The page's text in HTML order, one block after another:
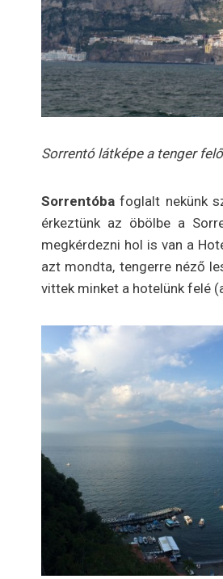
Sorrentó látképe a tenger
Sorrentóba foglalt nekünk
érkeztünk az öbölbe a
megkérdezni hol is van a
azt mondta, tengerre néző
vittek minket a hotelünk felé